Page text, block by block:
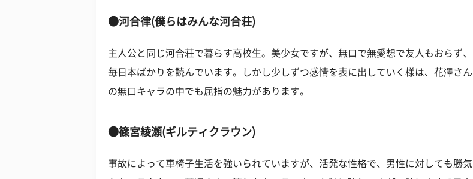
●河合律(僕らはみんな河合荘)
主人公と同じ河合荘で暮らす高校生。美少女ですが、無口で無愛想で友人もおらず、
毎日本ばかりを読んでいます。しかし少しずつ感情を表に出していく様は、花澤さん
の無口キャラの中でも屈指の魅力があります。
●篠宮綾瀬(ギルティクラウン)
事故によって車椅子生活を強いられていますが、活発な性格で、男性に対しても勝気